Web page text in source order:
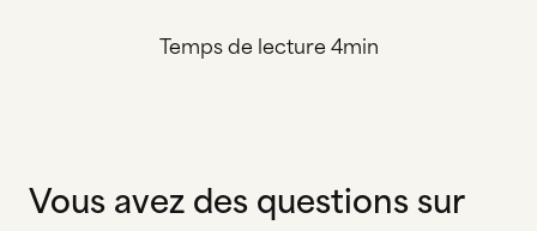
Temps de lecture 4min
Vous avez des questions sur